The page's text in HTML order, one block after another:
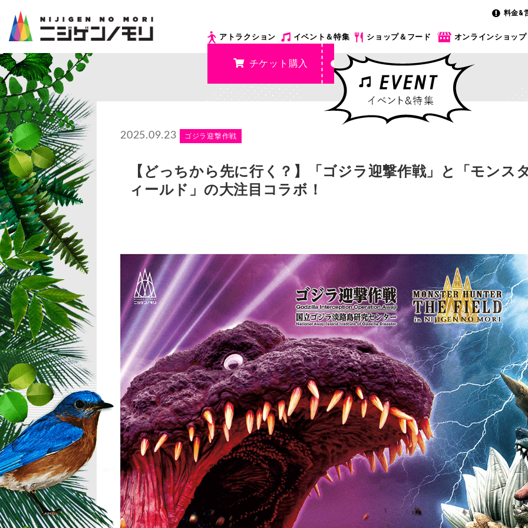
料金&
アトラクション イベント＆特集 ショップ＆フード オンラインショップ
チケット購入
2025.09.23 ゴジラ迎撃作戦
【どっちから先に行く？】「ゴジラ迎撃作戦」と「モンス
ィールド」の大注目コラボ！